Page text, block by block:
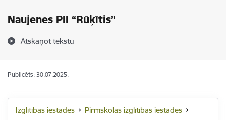
Naujenes PII “Rūķītis”
Atskaņot tekstu
Publicēts: 30.07.2025.
Izglītības iestādes
Pirmskolas izglītības iestādes